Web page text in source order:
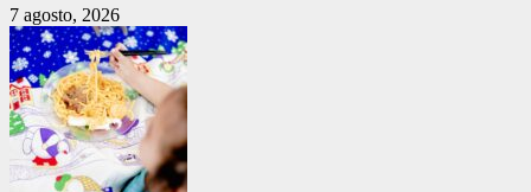
7 agosto, 2026